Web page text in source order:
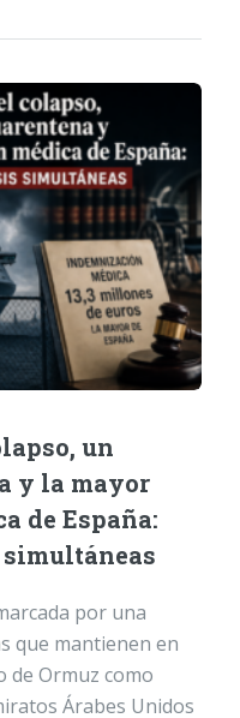
un
y la mayor
de España:
por una
que mantienen en
de Ormuz como
Árabes Unidos